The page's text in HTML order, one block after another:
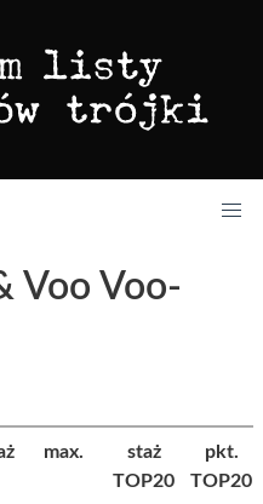
Voo Voo-
max.
staż
TOP20
pkt.
TOP20